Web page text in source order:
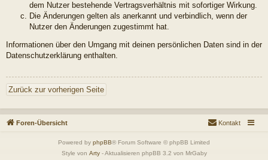
dem Nutzer bestehende Vertragsverhältnis mit sofortiger Wirkung.
Die Änderungen gelten als anerkannt und verbindlich, wenn der
Nutzer den Änderungen zugestimmt hat.
Informationen über den Umgang mit deinen persönlichen Daten sind in der
Datenschutzerklärung enthalten.
Zurück zur vorherigen Seite
Foren-Übersicht Kontakt
Powered by phpBB® Forum Software © phpBB Limited
Style von Arty- Aktualisieren phpBB 3.2 von MrGaby